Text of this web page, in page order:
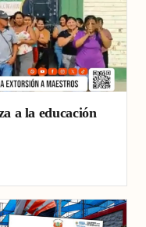
a la educación